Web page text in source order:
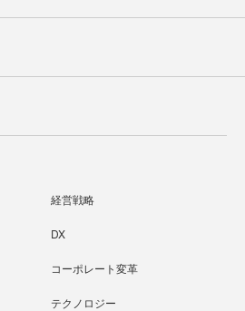
経営戦略
DX
コーポレート変革
テクノロジー